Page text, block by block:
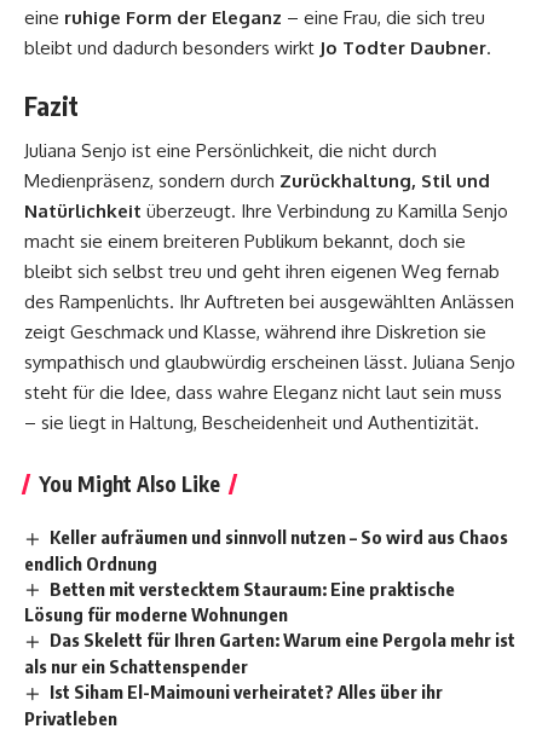
eine ruhige Form der Eleganz – eine Frau, die sich treu
bleibt und dadurch besonders wirkt Jo Todter Daubner.
Fazit
Juliana Senjo ist eine Persönlichkeit, die nicht durch
Medienpräsenz, sondern durch Zurückhaltung, Stil und
Natürlichkeit überzeugt. Ihre Verbindung zu Kamilla Senjo
macht sie einem breiteren Publikum bekannt, doch sie
bleibt sich selbst treu und geht ihren eigenen Weg fernab
des Rampenlichts. Ihr Auftreten bei ausgewählten Anlässen
zeigt Geschmack und Klasse, während ihre Diskretion sie
sympathisch und glaubwürdig erscheinen lässt. Juliana Senjo
steht für die Idee, dass wahre Eleganz nicht laut sein muss
– sie liegt in Haltung, Bescheidenheit und Authentizität.
You Might Also Like
Keller aufräumen und sinnvoll nutzen – So wird aus Chaos
endlich Ordnung
Betten mit verstecktem Stauraum: Eine praktische
Lösung für moderne Wohnungen
Das Skelett für Ihren Garten: Warum eine Pergola mehr ist
als nur ein Schattenspender
Ist Siham El-Maimouni verheiratet? Alles über ihr
Privatleben